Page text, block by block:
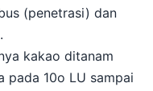
(penetrasi) dan
kakao ditanam
pada 10o LU sampai